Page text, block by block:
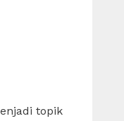
topik